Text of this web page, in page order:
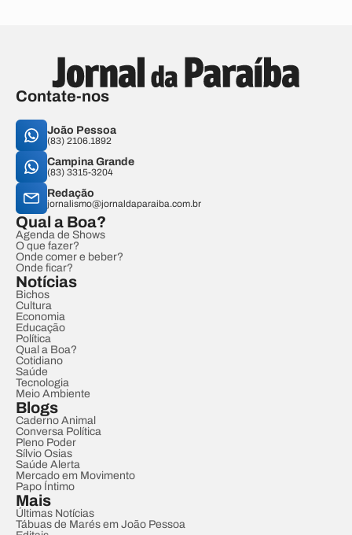
Contate-nos
João Pessoa
(83) 2106.1892
Campina Grande
(83) 3315-3204
Redação
jornalismo@jornaldaparaiba.com.br
Qual a Boa?
Agenda de Shows
O que fazer?
Onde comer e beber?
Onde ficar?
Notícias
Bichos
Cultura
Economia
Educação
Política
Qual a Boa?
Cotidiano
Saúde
Tecnologia
Meio Ambiente
Blogs
Caderno Animal
Conversa Política
Pleno Poder
Sílvio Osias
Saúde Alerta
Mercado em Movimento
Papo Íntimo
Mais
Últimas Notícias
Tábuas de Marés em João Pessoa